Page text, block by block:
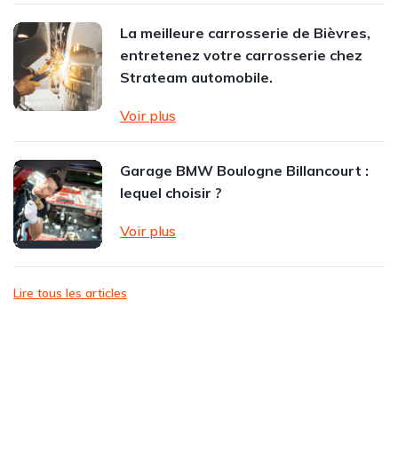
La meilleure carrosserie de Bièvres,
entretenez votre carrosserie chez
Strateam automobile.
Voir plus
Garage BMW Boulogne Billancourt :
lequel choisir ?
Voir plus
Lire tous les articles